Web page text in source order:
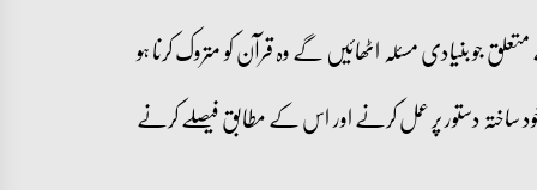
جو بنیادی مسئلہ اٹھائیں گے وہ قرآن کو متروک کرنا ہو
دستور پر عمل کرنے اور اس کے مطابق فیصلے کرنے